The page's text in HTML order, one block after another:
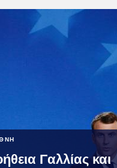
Γαλλίας και